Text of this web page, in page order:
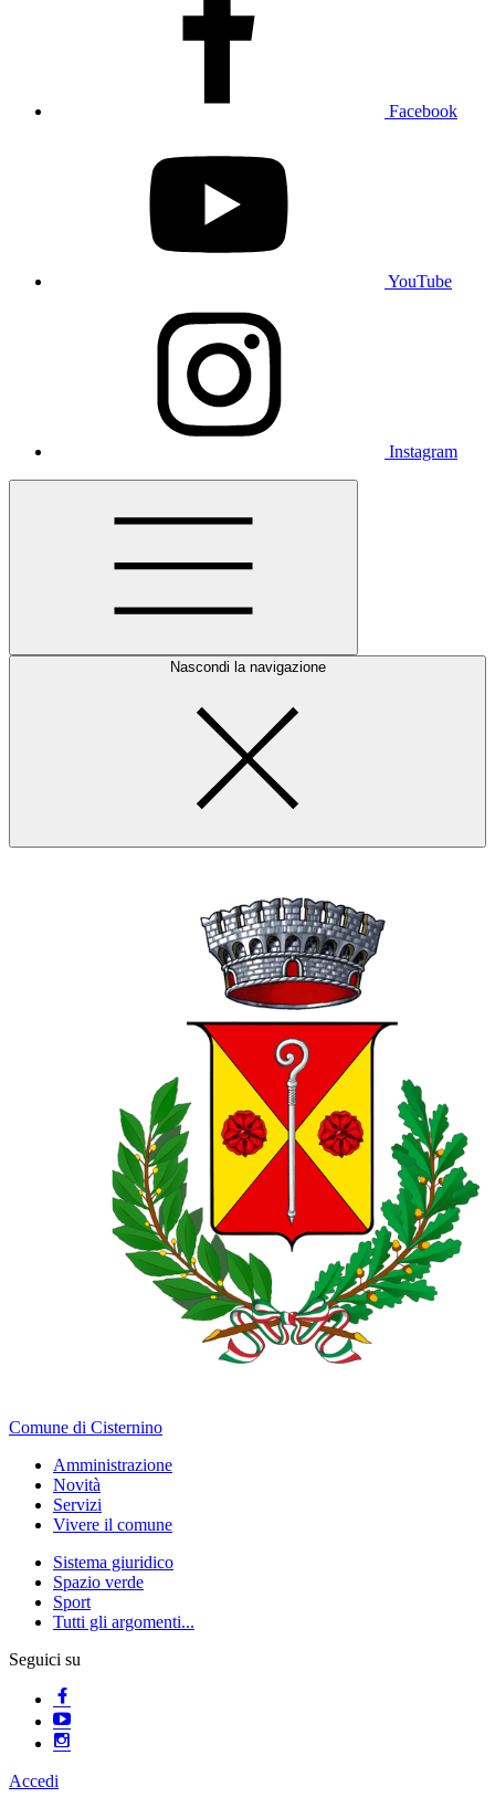
Facebook
YouTube
Instagram
Nascondi la navigazione
Comune di Cisternino
Amministrazione
Novità
Servizi
Vivere il comune
Sistema giuridico
Spazio verde
Sport
Tutti gli argomenti...
Seguici su
Accedi